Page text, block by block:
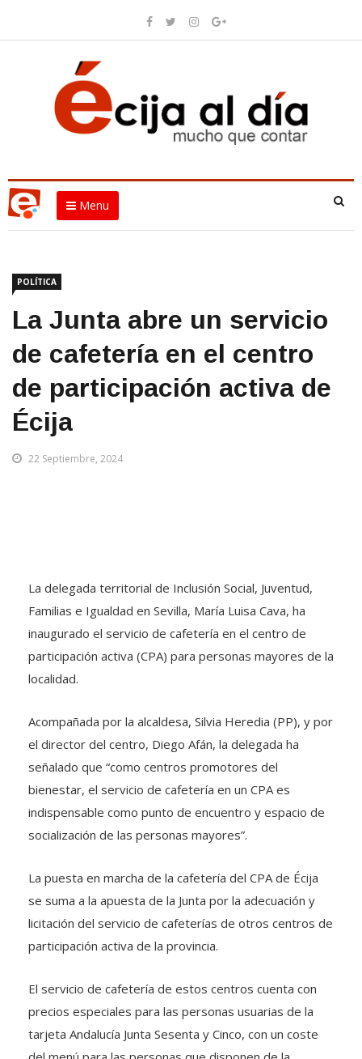
Menu
POLÍTICA
La Junta abre un servicio
de cafetería en el centro
de participación activa de
Écija
22 Septiembre, 2024
La delegada territorial de Inclusión Social, Juventud,
Familias e Igualdad en Sevilla, María Luisa Cava, ha
inaugurado el servicio de cafetería en el centro de
participación activa (CPA) para personas mayores de la
localidad.
Acompañada por la alcaldesa, Silvia Heredia (PP), y por
el director del centro, Diego Afán, la delegada ha
señalado que “como centros promotores del
bienestar, el servicio de cafetería en un CPA es
indispensable como punto de encuentro y espacio de
socialización de las personas mayores”.
La puesta en marcha de la cafetería del CPA de Écija
se suma a la apuesta de la Junta por la adecuación y
licitación del servicio de cafeterías de otros centros de
participación activa de la provincia.
El servicio de cafetería de estos centros cuenta con
precios especiales para las personas usuarias de la
tarjeta Andalucía Junta Sesenta y Cinco, con un coste